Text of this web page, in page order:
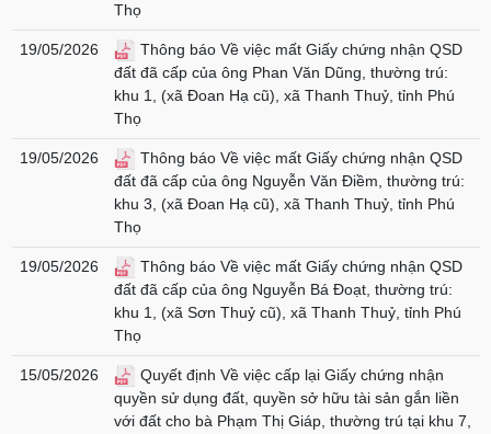
Thọ
19/05/2026
Thông báo Về việc mất Giấy chứng nhận QSD
đất đã cấp của ông Phan Văn Dũng, thường trú:
khu 1, (xã Đoan Hạ cũ), xã Thanh Thuỷ, tỉnh Phú
Thọ
19/05/2026
Thông báo Về việc mất Giấy chứng nhận QSD
đất đã cấp của ông Nguyễn Văn Điềm, thường trú:
khu 3, (xã Đoan Hạ cũ), xã Thanh Thuỷ, tỉnh Phú
Thọ
19/05/2026
Thông báo Về việc mất Giấy chứng nhận QSD
đất đã cấp của ông Nguyễn Bá Đoạt, thường trú:
khu 1, (xã Sơn Thuỷ cũ), xã Thanh Thuỷ, tỉnh Phú
Thọ
15/05/2026
Quyết định Về việc cấp lại Giấy chứng nhận
quyền sử dụng đất, quyền sở hữu tài sản gắn liền
với đất cho bà Phạm Thị Giáp, thường trú tại khu 7,